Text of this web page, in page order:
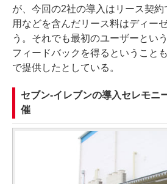
が、今回の2社の導入はリース契
用などを含んだリース料はディー
う。それでも最初のユーザーとい
フィードバックを得るということ
で提供したとしている。
セブン-イレブンの導入セレモニ
催